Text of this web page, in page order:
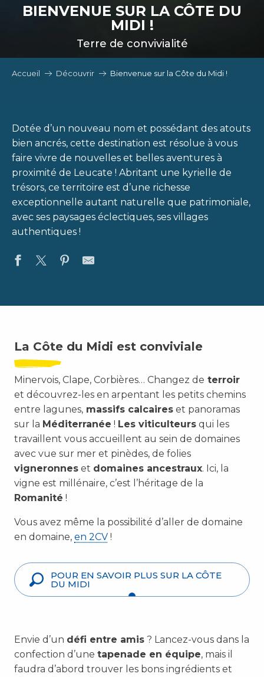
BIENVENUE SUR LA CÔTE DU
MIDI !
Terre de convivialité
Accueil Découvrir Bienvenue sur la Côte du Midi !
Dotée d’un nouveau nom et possédant des atouts
bien ancrés, cette destination est résolue à vous
faire vivre de nouvelles et belles aventures à
proximité de Leucate ! Abritant une kyrielle de
trésors, ce territoire est d’une richesse
exceptionnelle autant naturelle que patrimoniale,
avec ses paysages éclectiques, ses villages
authentiques !
La Côte du Midi est conviviale
Minervois, Clape, Corbières… Changez de terroir
et découvrez-les en arpentant les petits chemins
entre lagunes, massifs calcaires et panoramas
sur la Méditerranée ! Les viticulteurs qui les
travaillent vous accueillent au sein de domaines
avec vue sur mer et pinèdes, de folies
vigneronnes et domaines ancestraux. Ici, la
vigne est millénaire, c’est l’héritage de la
Romanité !
Vous avez même la possibilité d’aller de domaine
en domaine, en 2CV !
POUR EN SAVOIR PLUS SUR LA CÔTE
DU MIDI
Envie d’un défi entre amis ? Lancez-vous dans la
confection d’une tapenade en équipe, mais il
faudra d’abord trouver les bons ingrédients et